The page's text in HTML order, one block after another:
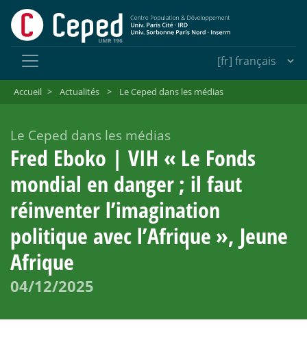
Accueil > Actualités > Le Ceped dans les médias
Le Ceped dans les médias
Fred Eboko | VIH « Le Fonds
mondial en danger; il faut
réinventer l’imagination
politique avec l’Afrique », Jeune
Afrique
04/12/2025